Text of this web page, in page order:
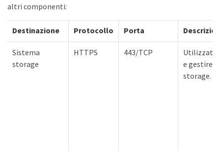
altri componenti:
Destinazione Protocollo Porta
Sistema
storage
HTTPS 443/TCP
Utilizzato
e gestire i
storage.